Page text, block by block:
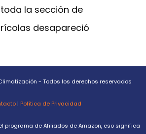
la sección de
desapareció
- Todos los derechos reservados
| Política de Privacidad
programa de Afiliados de Amazon, eso significa